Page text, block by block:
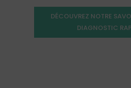
DÉCOUVREZ NOTRE
DIAGNOSTIC